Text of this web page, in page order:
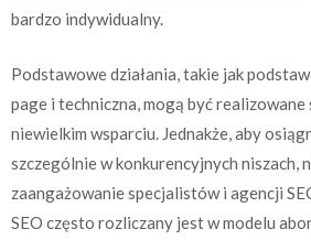
bardzo indywidualny.
Podstawowe działania, takie jak
page i techniczna, mogą być
niewielkim wsparciu. Jednakże, aby
szczególnie w konkurencyjnych niszach,
zaangażowanie specjalistów i agencji
SEO często rozliczany jest w modelu